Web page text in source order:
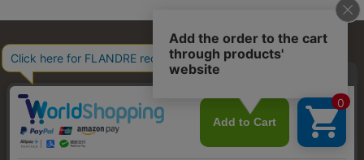
お問い合わせ 利用規約 会社概要 プライバシーポリシー
特定商取引・古物営業法に基づく表示 店舗リスト